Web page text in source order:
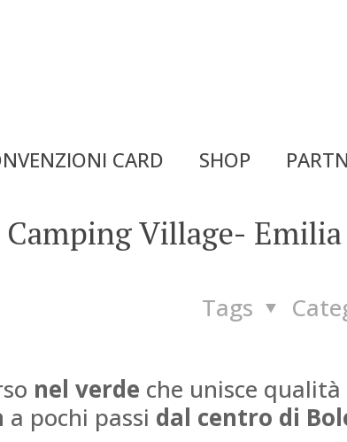
CARD SHOP
Camping Village- Emilia
Tags
nel verde che unisce qualità
a pochi passi dal centro di